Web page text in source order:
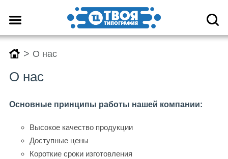
> О нас
О нас
Основные принципы работы нашей компании:
Высокое качество продукции
Доступные цены
Короткие сроки изготовления